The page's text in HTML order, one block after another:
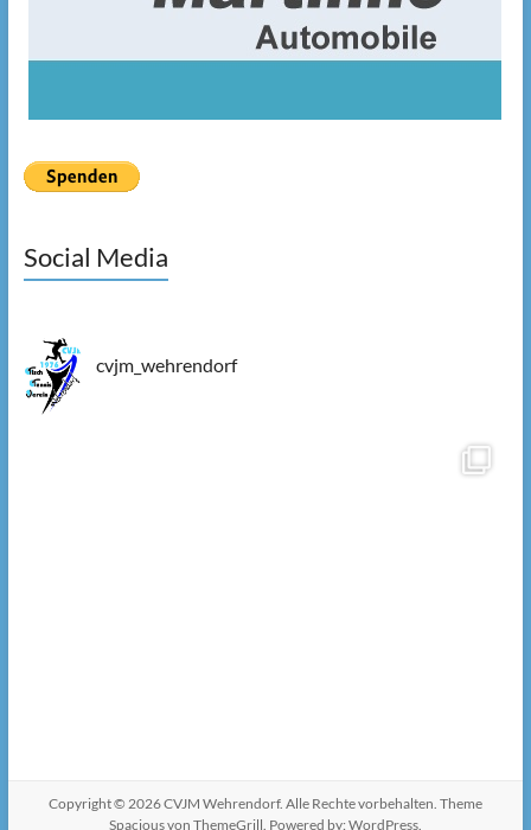
Social Media
cvjm_wehrendorf
Copyright © 2026CVJM Wehrendorf. Alle Rechte vorbehalten. Theme
Spaciousvon ThemeGrill. Powered by: WordPress.